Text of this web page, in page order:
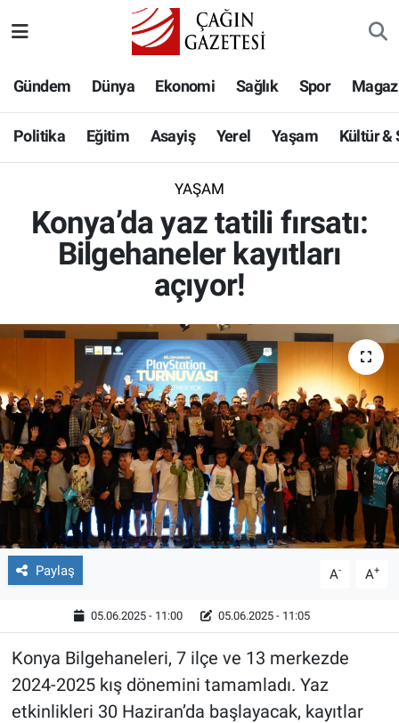
Gündem Dünya Ekonomi Sağlık Spor
Politika Eğitim Asayiş Yerel Yaşam Kültür &
YAŞAM
Konya’da yaz tatili fırsatı:
Bilgehaneler kayıtları
açıyor!
Paylaş A- A+
05.06.2025 - 11:00 05.06.2025 - 11:05
Konya Bilgehaneleri, 7 ilçe ve 13 merkezde
2024-2025 kış dönemini tamamladı. Yaz
etkinlikleri 30 Haziran’da başlayacak, kayıtlar
Eğitim
Asayiş
Yaşam
Bilim-Teknoloji
Köşe Yazıları
Röportaj
Video Galeri
Hava Durumu
Namaz Vakitleri
Süper Lig Puan Durumu ve Fikstür
Son Dakika Haberleri
Haber Arşivi